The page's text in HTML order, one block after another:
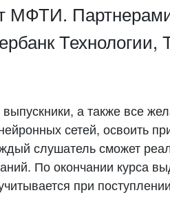
МФТИ.
Технологии,
а также все
сетей, освоить
слушатель сможет
По окончании курса
при